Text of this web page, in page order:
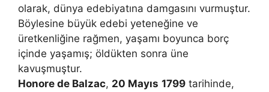
olarak, dünya edebiyatına damgasını vurmuştur.
Böylesine büyük edebi yeteneğine ve
üretkenliğine rağmen, yaşamı boyunca borç
içinde yaşamış; öldükten sonra üne
kavuşmuştur.
Honore de Balzac, 20 Mayıs 1799 tarihinde,